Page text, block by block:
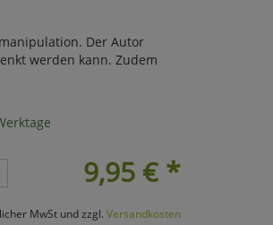
Der Autor
werden kann. Zudem
9,95 €*
MwSt und zzgl. Versandkosten